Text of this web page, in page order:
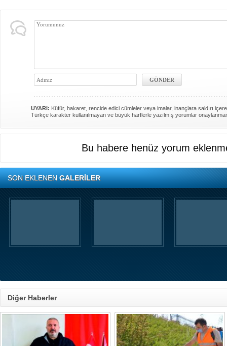
UYARI: Küfür, hakaret, rencide edici cümleler veya imalar, inançlara saldırı
Türkçe karakter kullanılmayan ve büyük harflerle yazılmış yorumlar
Bu habere henüz yorum
SON EKLENENGALERİLER
Diğer Haberler